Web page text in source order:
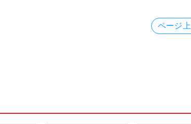
ページ